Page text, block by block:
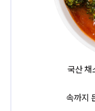
국산 채
속까지